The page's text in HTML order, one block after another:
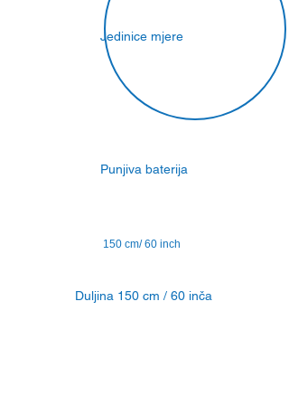
Jedinice mjere
Punjiva baterija
150 cm/ 60 inch
Duljina 150 cm / 60 inča